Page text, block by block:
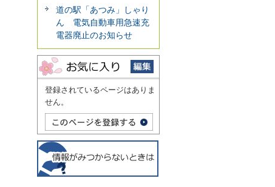
道の駅「あつみ」しゃり
ん 電気自動車用急速充
電器廃止のお知らせ
登録されているページはありま
せん。